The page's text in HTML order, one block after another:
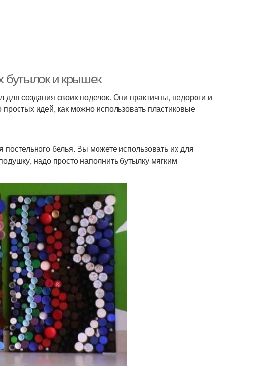
бутылок и крышек
создания своих поделок. Они практичны, недороги и
идей, как можно использовать пластиковые
белья. Вы можете использовать их для
надо просто наполнить бутылку мягким